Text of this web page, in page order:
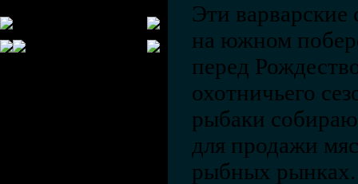
Эти
на южном
перед
охотничьего
рыбаки
для продажи
рыбных